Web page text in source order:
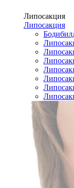
Липосакция
Липосакция